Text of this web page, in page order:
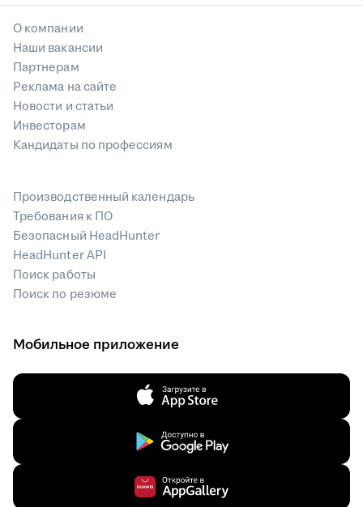
О компании
Наши вакансии
Партнерам
Реклама на сайте
Новости и статьи
Инвесторам
Кандидаты по профессиям
Производственный календарь
Требования к ПО
Безопасный HeadHunter
HeadHunter API
Поиск работы
Поиск по резюме
Мобильное приложение